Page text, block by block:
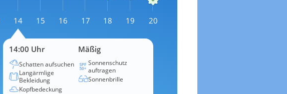
14 15 16 17 18 19 20
14:00 Uhr
Schatten aufsuchen
Langärmlige
Bekleidung
Kopfbedeckung
Mäßig
Sonnenschutz
auftragen
Sonnenbrille